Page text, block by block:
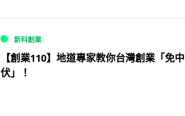
新科創業
【創業110】地道專家教你台灣創業「免中
伏」！